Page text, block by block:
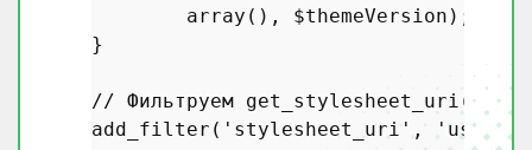
array (), $themeVersion );
}
// Фильтруем get_stylesheet_uri() для
add_filter ( 'stylesheet_uri' ,